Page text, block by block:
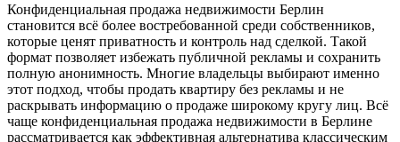
Конфиденциальная продажа недвижимости Берлин
становится всё более востребованной среди собственников,
которые ценят приватность и контроль над сделкой. Такой
формат позволяет избежать публичной рекламы и сохранить
полную анонимность. Многие владельцы выбирают именно
этот подход, чтобы продать квартиру без рекламы и не
раскрывать информацию о продаже широкому кругу лиц. Всё
чаще конфиденциальная продажа недвижимости в Берлине
рассматривается как эффективная альтернатива классическим